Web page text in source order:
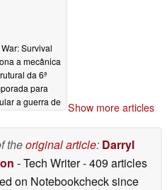
Survival
a mecânica
da 6ª
para
a guerra de
Show more articles
theoriginal article: Darryl
- Tech Writer- 409 articles
on Notebookchecksince